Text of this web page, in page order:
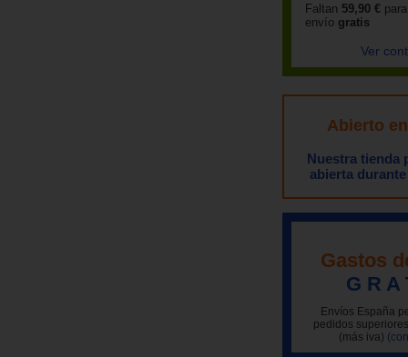
Faltan 59,90 €
envío gratis
Ver
Abierto
Nuestra tienda
abierta
Gastos
G R A
Envíos España
pedidos
(más iva)